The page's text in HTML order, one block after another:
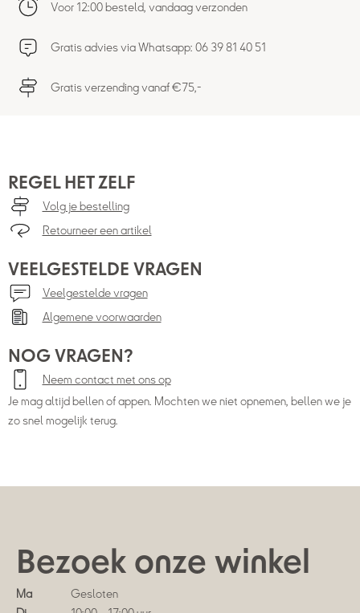
Voor 12:00 besteld, vandaag verzonden
Gratis advies via Whatsapp: 06 39 81 40 51
Gratis verzending vanaf €75,-
REGEL HET ZELF
Volg je bestelling
Retourneer een artikel
VEELGESTELDE VRAGEN
Veelgestelde vragen
Algemene voorwaarden
NOG VRAGEN?
Neem contact met ons op
Je mag altijd bellen of appen. Mochten we niet opnemen, bellen we je
zo snel mogelijk terug.
Bezoek onze winkel
Ma
Gesloten